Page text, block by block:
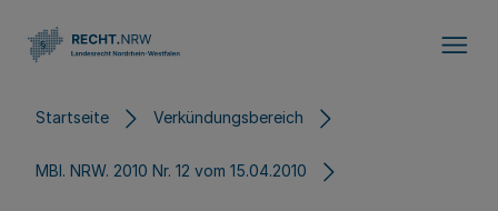
Startseite Verkündungsbereich
MBl. NRW. 2010 Nr. 12 vom 15.04.2010